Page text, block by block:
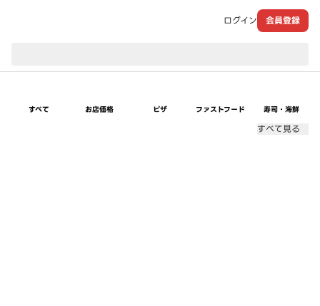
ログイン 会員登録
すべて お店価格 ピザ ファストフード 寿司・海鮮
すべて見る